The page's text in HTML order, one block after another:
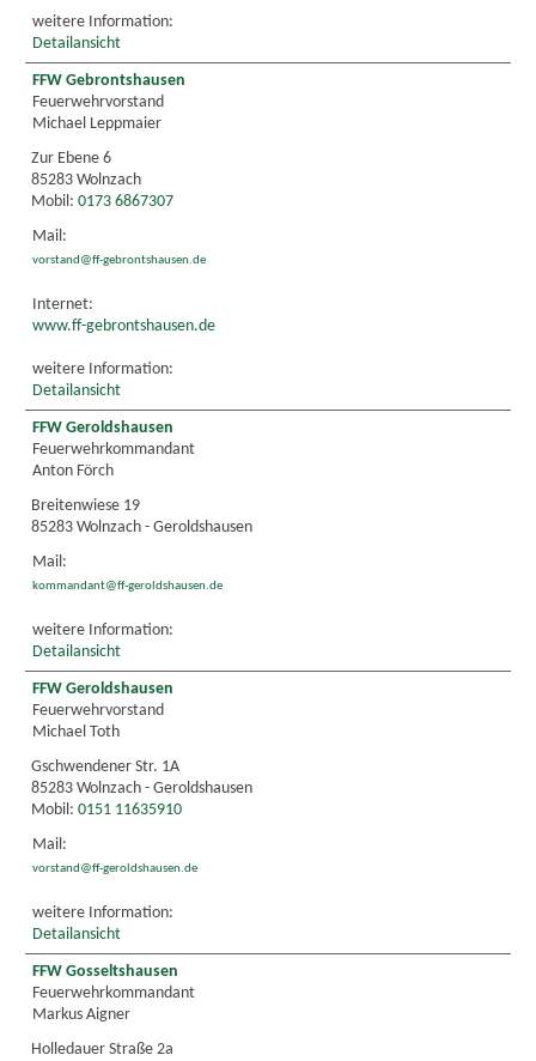
weitere Information:
Detailansicht
FFW Gebrontshausen
Feuerwehrvorstand
Michael Leppmaier
Zur Ebene 6
85283 Wolnzach
Mobil: 0173 6867307
Mail:
vorstand@ff-gebrontshausen.de
Internet:
www.ff-gebrontshausen.de
weitere Information:
Detailansicht
FFW Geroldshausen
Feuerwehrkommandant
Anton Förch
Breitenwiese 19
85283 Wolnzach - Geroldshausen
Mail:
kommandant@ff-geroldshausen.de
weitere Information:
Detailansicht
FFW Geroldshausen
Feuerwehrvorstand
Michael Toth
Gschwendener Str. 1A
85283 Wolnzach - Geroldshausen
Mobil: 0151 11635910
Mail:
vorstand@ff-geroldshausen.de
weitere Information:
Detailansicht
FFW Gosseltshausen
Feuerwehrkommandant
Markus Aigner
Holledauer Straße 2a